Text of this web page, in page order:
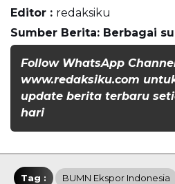
Editor : redaksiku
Sumber Berita: Berbagai
Follow WhatsApp
www.redaksiku.com
update berita terbaru
hari
Tag : BUMN Ekspor Indonesia